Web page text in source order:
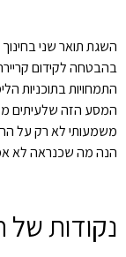
השגת תואר שני
בהבטחה לקידום
התמחויות בתוכניות
המסע הזה שלעיתים
משמעותי לא רק על
הנה מה שכנראה לא
נקודות של